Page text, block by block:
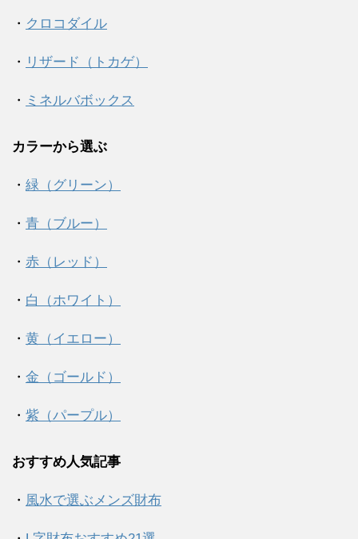
・ クロコダイル
・ リザード（トカゲ）
・ ミネルバボックス
カラーから選ぶ
・ 緑（グリーン）
・ 青（ブルー）
・ 赤（レッド）
・ 白（ホワイト）
・ 黄（イエロー）
・ 金（ゴールド）
・ 紫（パープル）
おすすめ人気記事
・ 風水で選ぶメンズ財布